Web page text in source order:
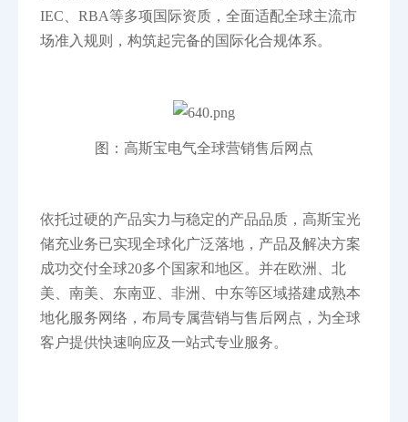
IEC、RBA等多项国际资质，全面适配全球主流市
场准入规则，构筑起完备的国际化合规体系。
图：高斯宝电气全球营销售后网点
依托过硬的产品实力与稳定的产品品质，高斯宝光
储充业务已实现全球化广泛落地，产品及解决方案
成功交付全球20多个国家和地区。并在欧洲、北
美、南美、东南亚、非洲、中东等区域搭建成熟本
地化服务网络，布局专属营销与售后网点，为全球
客户提供快速响应及一站式专业服务。